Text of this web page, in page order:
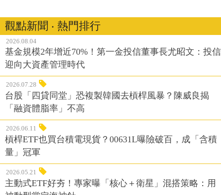
觀點新聞 ‧ 熱門排行
2026.08.04
基金規模2年增近70%！第一金投信董事長尤昭文：投信
迎向大資產管理時代
2026.07.28
台股「四貸同堂」恐複製韓國去槓桿風暴？陳威良揭
「融資體脂率」不高
2026.06.11
槓桿ETF也買台積電現貨？00631L曝險破百，成「含積
量」冠軍
2026.05.21
主動式ETF好夯！專家曝「核心＋衛星」混搭策略：用